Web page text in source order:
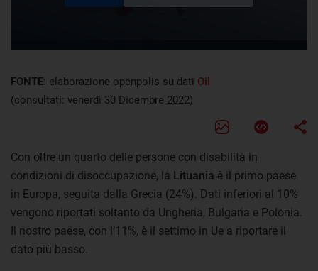
FONTE: elaborazione openpolis su dati Oil
(consultati: venerdì 30 Dicembre 2022)
Con oltre un quarto delle persone con disabilità in
condizioni di disoccupazione, la Lituania è il primo paese
in Europa, seguita dalla Grecia (24%). Dati inferiori al 10%
vengono riportati soltanto da Ungheria, Bulgaria e Polonia.
Il nostro paese, con l’11%, è il settimo in Ue a riportare il
dato più basso.